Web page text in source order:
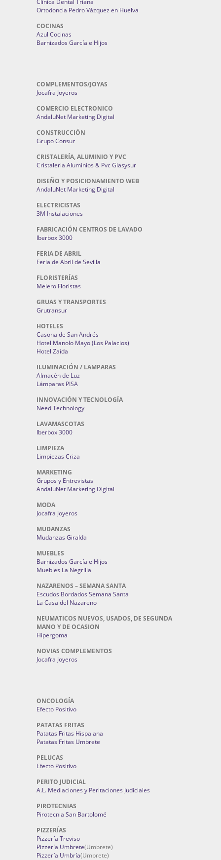
Clínica Dental Triana
Ortodoncia Pedro Vázquez en Huelva
COCINAS
Azul Cocinas
Barnizados García e Hijos
COMPLEMENTOS/JOYAS
Jocafra Joyeros
COMERCIO ELECTRONICO
AndaluNet Marketing Digital
CONSTRUCCIÓN
Grupo Consur
CRISTALERÍA, ALUMINIO Y PVC
Cristaleria Aluminios & Pvc Glasysur
DISEÑO Y POSICIONAMIENTO WEB
AndaluNet Marketing Digital
ELECTRICISTAS
3M Instalaciones
FABRICACIÓN CENTROS DE LAVADO
Iberbox 3000
FERIA DE ABRIL
Feria de Abril de Sevilla
FLORISTERÍAS
Melero Floristas
GRUAS Y TRANSPORTES
Grutransur
HOTELES
Casona de San Andrés
Hotel Manolo Mayo (Los Palacios)
Hotel Zaida
ILUMINACIÓN / LAMPARAS
Almacén de Luz
Lámparas PISA
INNOVACIÓN Y TECNOLOGÍA
Need Technology
LAVAMASCOTAS
Iberbox 3000
LIMPIEZA
Limpiezas Criza
MARKETING
Grupos y Entrevistas
AndaluNet Marketing Digital
MODA
Jocafra Joyeros
MUDANZAS
Mudanzas Giralda
MUEBLES
Barnizados García e Hijos
Muebles La Negrilla
NAZARENOS – SEMANA SANTA
Escudos Bordados Semana Santa
La Casa del Nazareno
NEUMATICOS NUEVOS, USADOS, DE SEGUNDA
MANO Y DE OCASION
Hipergoma
NOVIAS COMPLEMENTOS
Jocafra Joyeros
ONCOLOGÍA
Efecto Positivo
PATATAS FRITAS
Patatas Fritas Hispalana
Patatas Fritas Umbrete
PELUCAS
Efecto Positivo
PERITO JUDICIAL
A.L. Mediaciones y Peritaciones Judiciales
PIROTECNIAS
Pirotecnia San Bartolomé
PIZZERÍAS
Pizzería Treviso
Pizzería Umbrete(Umbrete)
Pizzería Umbría(Umbrete)